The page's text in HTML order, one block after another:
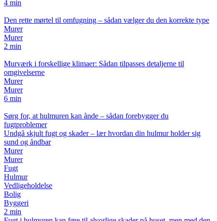
4 min
Den rette mørtel til omfugning – sådan vælger du den korrekte type
Murer
Murer
2 min
Murværk i forskellige klimaer: Sådan tilpasses detaljerne til
omgivelserne
Murer
Murer
6 min
Sørg for, at hulmuren kan ånde – sådan forebygger du
fugtproblemer
Undgå skjult fugt og skader – lær hvordan din hulmur holder sig
sund og åndbar
Murer
Murer
Fugt
Hulmur
Vedligeholdelse
Bolig
Byggeri
2 min